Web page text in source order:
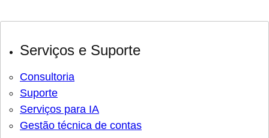
Serviços e Suporte
Consultoria
Suporte
Serviços para IA
Gestão técnica de contas